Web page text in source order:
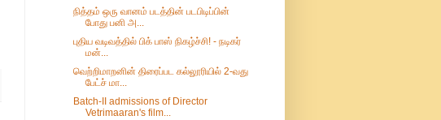
நித்தம் ஒரு வானம் படத்தின் படபிடிப்பின்
போது பனி அ...
புதிய வடிவத்தில் பிக் பாஸ் நிகழ்ச்சி! - நடிகர்
மன்...
வெற்றிமாறனின் திரைப்பட கல்லூரியில் 2-வது
பேட்ச் மா...
Batch-II admissions of Director
Vetrimaaran's film...